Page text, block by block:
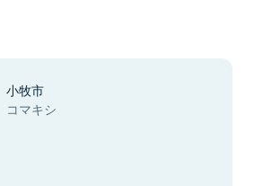
小牧市
コマキシ